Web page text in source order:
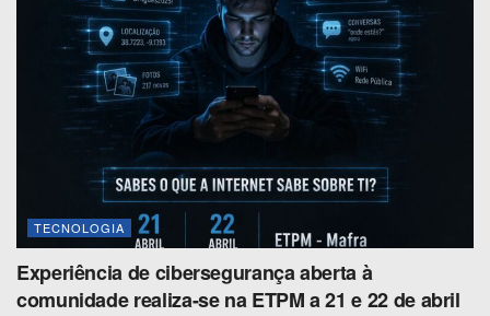
TECNOLOGIA
Experiência de cibersegurança aberta à
comunidade realiza-se na ETPM a 21 e 22 de abril